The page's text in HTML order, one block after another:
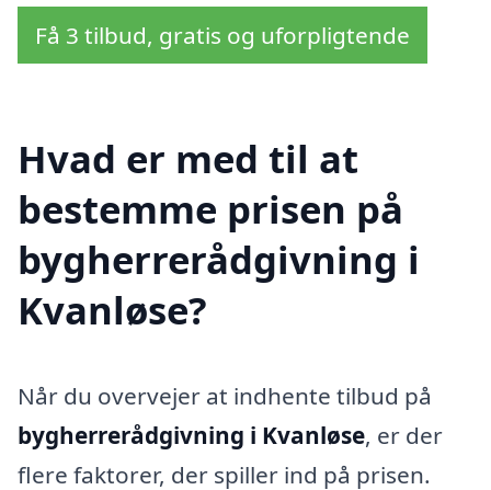
Få 3 tilbud, gratis og uforpligtende
Hvad er med til at
bestemme prisen på
bygherrerådgivning i
Kvanløse?
Når du overvejer at indhente tilbud på
bygherrerådgivning i Kvanløse, er der
flere faktorer, der spiller ind på prisen.